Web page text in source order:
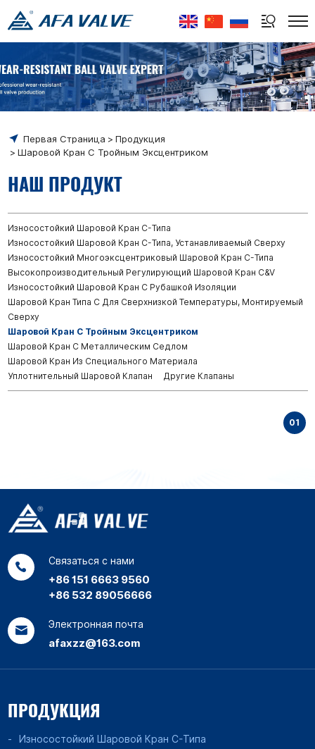
Select Language
Первая Страница
Продукция
Шаровой Кран С Тройным Эксцентриком
НАШ ПРОДУКТ
Износостойкий Шаровой Кран C-Типа
Износостойкий Шаровой Кран C-Типа, Устанавливаемый Сверху
Износостойкий Многоэксцентриковый Шаровой Кран C-Типа
Высокопроизводительный Регулирующий Шаровой Кран C&V
Износостойкий Шаровой Кран С Рубашкой Изоляции
Шаровой Кран Типа C Для Сверхнизкой Температуры, Монтируемый
Сверху
Шаровой Кран С Тройным Эксцентриком
Шаровой Кран С Металлическим Седлом
Шаровой Кран Из Специального Материала
Уплотнительный Шаровой Клапан
Другие Клапаны
01
Связаться с нами
+86 151 6663 9560
+86 532 89056666
Электронная почта
afaxzz@163.com
ПРОДУКЦИЯ
Износостойкий Шаровой Кран C-Типа